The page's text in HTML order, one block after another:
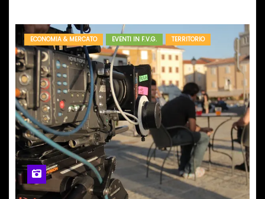
ECONOMIA & MERCATO EVENTI IN F.V.G. TERRITORIO